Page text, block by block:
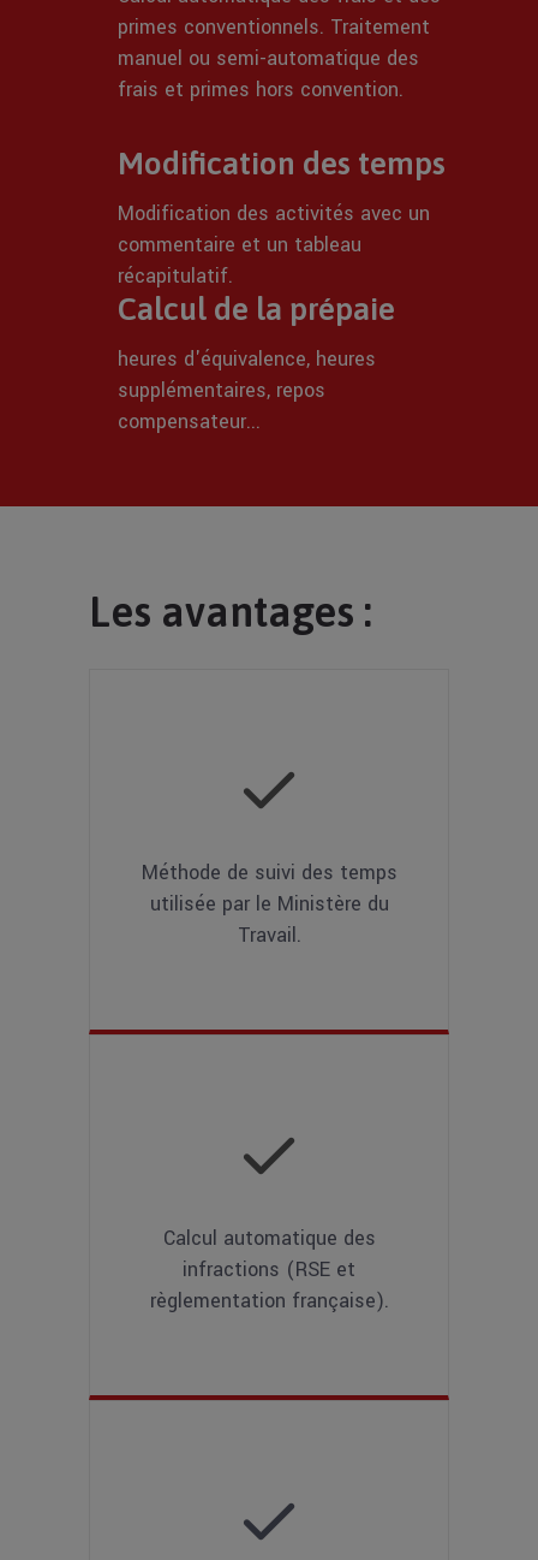
primes conventionnels. Traitement
manuel ou semi-automatique des
frais et primes hors convention.
Modification des temps
Modification des activités avec un
commentaire et un tableau
récapitulatif.
Calcul de la prépaie
heures d'équivalence, heures
supplémentaires, repos
compensateur...
Les avantages :
Méthode de suivi des temps
utilisée par le Ministère du
Travail.
Calcul automatique des
infractions (RSE et
règlementation française).